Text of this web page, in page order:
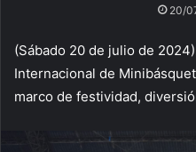
20/
(Sábado 20 de julio de
Internacional de
marco de festividad,